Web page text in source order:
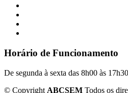
Horário de Funcionamento
De segunda à sexta das 8h00 às 17h30
© Copyright ABCSEM Todos os